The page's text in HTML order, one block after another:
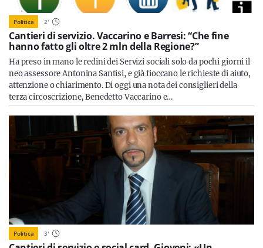
Politica 2'
Cantieri di servizio. Vaccarino e Barresi: “Che fine
hanno fatto gli oltre 2 mln della Regione?”
Ha preso in mano le redini dei Servizi sociali solo da pochi giorni il
neo assessore Antonina Santisi, e già fioccano le richieste di aiuto,
attenzione o chiarimento. Di oggi una nota dei consiglieri della
terza circoscrizione, Benedetto Vaccarino e…
Politica 3'